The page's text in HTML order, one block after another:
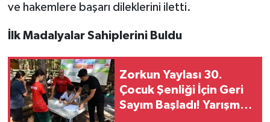
ve hakemlere başarı dileklerini iletti.
İlk Madalyalar Sahiplerini Buldu
Zorkun Yaylası 30.
Çocuk Şenliği İçin Geri
Sayım Başladı! Yarışma